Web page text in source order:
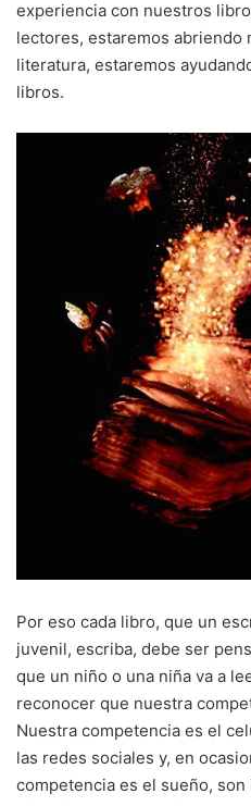
experiencia con nuestros
lectores, estaremos abriendo
literatura, estaremos
libros.
Por eso cada libro, que un
juvenil, escriba, debe ser
que un niño o una niña va a
reconocer que nuestra
Nuestra competencia es el
las redes sociales y, en
competencia es el sueño,